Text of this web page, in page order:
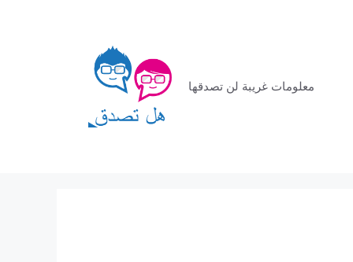
معلومات غريبة لن تصدقها